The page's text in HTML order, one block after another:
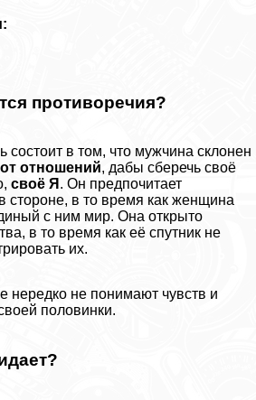
противоречия?
состоит в том, что мужчина склонен
отношений, дабы сберечь своё
своё Я . Он предпочитает
стороне, в то время как женщина
с ним мир. Она открыто
в то время как её спутник не
их.
нередко не понимают чувств и
половинки.